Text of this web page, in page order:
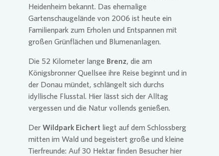
Heidenheim bekannt. Das ehemalige
Gartenschaugelände von 2006 ist heute ein
Familienpark zum Erholen und Entspannen mit
großen Grünflächen und Blumenanlagen.
Die 52 Kilometer lange Brenz, die am
Königsbronner Quellsee ihre Reise beginnt und in
der Donau mündet, schlängelt sich durchs
idyllische Flusstal. Hier lässt sich der Alltag
vergessen und die Natur vollends genießen.
Der Wildpark Eichert liegt auf dem Schlossberg
mitten im Wald und begeistert große und kleine
Tierfreunde: Auf 30 Hektar finden Besucher hier